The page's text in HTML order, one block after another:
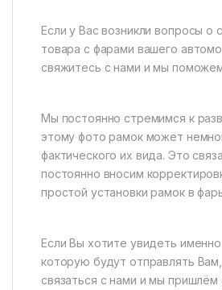
Если у Вас возникли вопросы о
товара с фарами вашего
свяжитесь с нами и мы
Мы постоянно стремимся к
этому фото рамок может
фактического их вида. Это
постоянно вносим
простой установки рамок в
Если Вы хотите увидеть именно
которую будут отправлять
связаться с нами и мы пришлём